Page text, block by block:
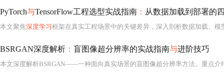
PyTorch与TensorFlow工程选型实战指南 ： 从数据加载到部署的
本文聚焦深度学习框架在真实工程场景中的关键差异，深入剖析数据加载、模
BSRGAN深度解析 ： 盲图像超分辨率的实战指南与进阶技巧